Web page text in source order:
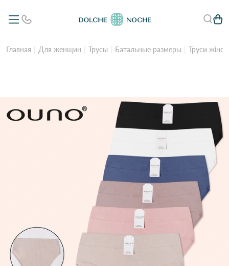
Главная Для женщин Трусы Батальные размеры Труси